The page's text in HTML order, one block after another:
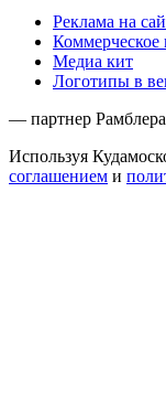
Реклама на
Коммерческое
Медиа кит
Логотипы в
— партнер Рамблера
Используя
соглашением и